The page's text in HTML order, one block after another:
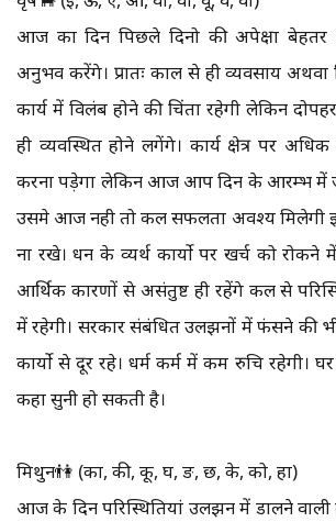
आज का दिन पिछले दिनो की अपेक्षा बेहतर
अनुभव करेंगे। प्रातः काल से ही व्यवसाय
कार्य में विलंब होने की चिंता रहेगी लेकिन
ही व्यवस्थित होने लगेंगे। कार्य क्षेत्र पर अधिक
करना पड़ेगा लेकिन आज आप दिन के आरम्भ में
उसमे आज नही तो कल सफलता अवश्य मिलेगी
ना रखे। धन के व्यर्थ कार्यो पर खर्च को
आर्थिक कारणों से असंतुष्ट ही रहेंगे कल से
में रहेगी। सरकार संबंधित उलझनों में फंसने की
कार्यो से दूर रहे। धर्म कर्म में कम रुचि रहेगी।
कहा सुनी हो सकती है।
मिथुन👫 (का, की, कू, घ, ङ, छ, के, को, हा)
आज के दिन परिस्थितियां उलझन में डालने